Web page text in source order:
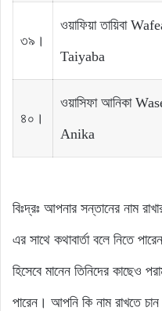
৩৯।
ওয়াফিয়া তায়িবা
Taiyaba
৪০।
ওয়াসিফা আনিকা
Anika
বিঃদ্রঃ আপনার সন্তানের নাম
এর সাথে কথাবার্তা বলে নিতে
হিসেবে মানেন তিনিদের কাছেও
পারেন। আপনি কি নাম রাখতে